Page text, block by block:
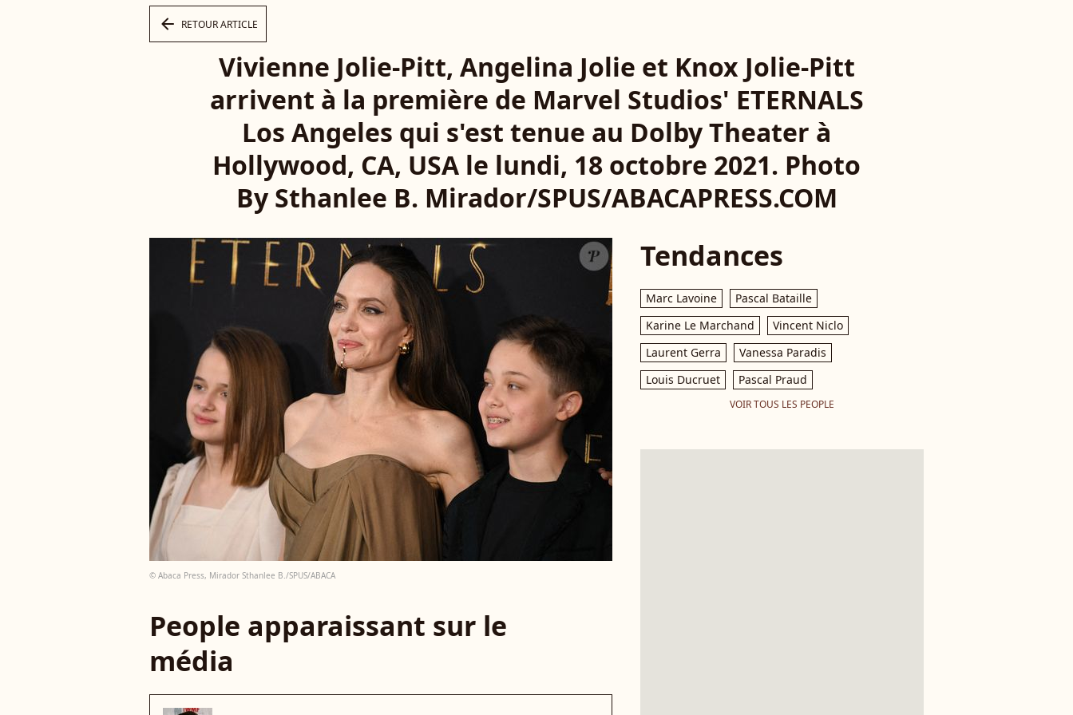
arrow_left RETOUR ARTICLE
Vivienne Jolie-Pitt, Angelina Jolie et Knox Jolie-Pitt
arrivent à la première de Marvel Studios' ETERNALS
Los Angeles qui s'est tenue au Dolby Theater à
Hollywood, CA, USA le lundi, ​18 octobre 2021. Photo
By Sthanlee B. Mirador/SPUS/ABACAPRESS.COM
© Abaca Press, Mirador Sthanlee B./SPUS/ABACA
People apparaissant sur le
média
Tendances
Marc Lavoine
Pascal Bataille
Karine Le Marchand
Vincent Niclo
Laurent Gerra
Vanessa Paradis
Louis Ducruet
Pascal Praud
VOIR TOUS LES PEOPLE